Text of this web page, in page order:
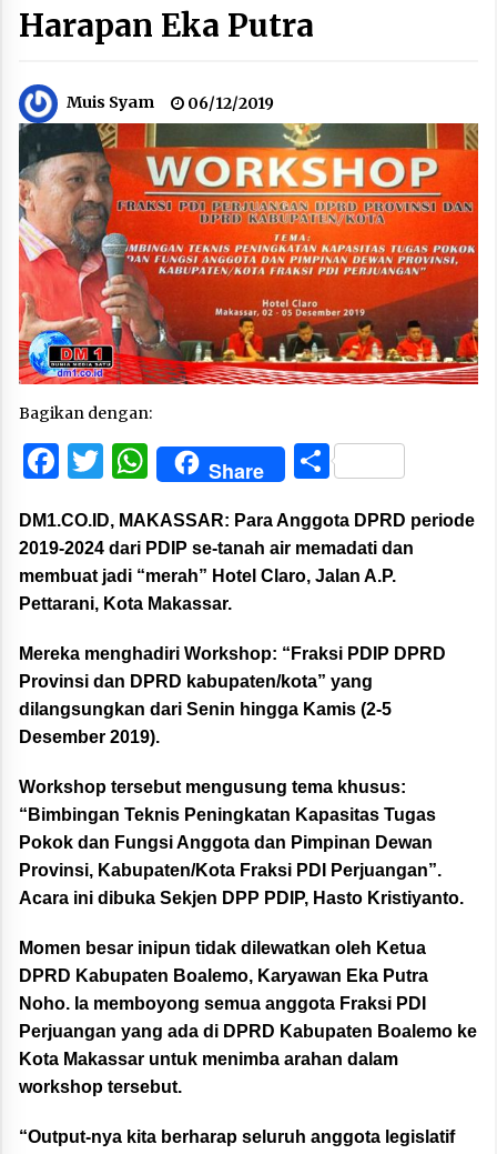
Harapan Eka Putra
Muis Syam 06/12/2019
Bagikan dengan:
Facebook
Twitter
WhatsApp
Share Share
DM1.CO.ID, MAKASSAR: Para Anggota DPRD periode
2019-2024 dari PDIP se-tanah air memadati dan
membuat jadi “merah” Hotel Claro, Jalan A.P.
Pettarani, Kota Makassar.
Mereka menghadiri Workshop: “Fraksi PDIP DPRD
Provinsi dan DPRD kabupaten/kota” yang
dilangsungkan dari Senin hingga Kamis (2-5
Desember 2019).
Workshop tersebut mengusung tema khusus:
“Bimbingan Teknis Peningkatan Kapasitas Tugas
Pokok dan Fungsi Anggota dan Pimpinan Dewan
Provinsi, Kabupaten/Kota Fraksi PDI Perjuangan”.
Acara ini dibuka Sekjen DPP PDIP, Hasto Kristiyanto.
Momen besar inipun tidak dilewatkan oleh Ketua
DPRD Kabupaten Boalemo, Karyawan Eka Putra
Noho. Ia memboyong semua anggota Fraksi PDI
Perjuangan yang ada di DPRD Kabupaten Boalemo ke
Kota Makassar untuk menimba arahan dalam
workshop tersebut.
“Output-nya kita berharap seluruh anggota legislatif